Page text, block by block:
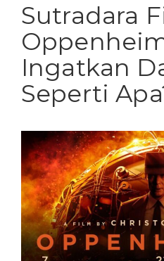
Sutradara
Ingatkan
Seperti